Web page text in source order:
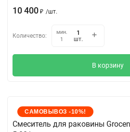
10 400 ₽ /шт.
Количество:
мин.
1
шт.
В корзину
САМОВЫВОЗ -10%!
Cмеситель для раковины